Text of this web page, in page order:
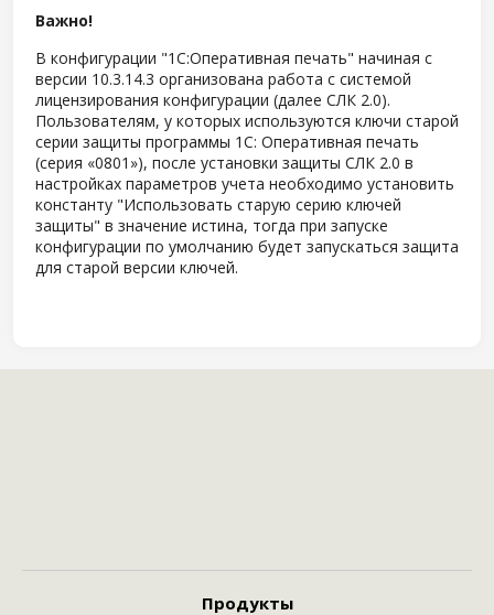
Важно!
В конфигурации "1С:Оперативная печать" начиная с
версии 10.3.14.3 организована работа с системой
лицензирования конфигурации (далее СЛК 2.0).
Пользователям, у которых используются ключи старой
серии защиты программы 1С: Оперативная печать
(серия «0801»), после установки защиты СЛК 2.0 в
настройках параметров учета необходимо установить
константу "Использовать старую серию ключей
защиты" в значение истина, тогда при запуске
конфигурации по умолчанию будет запускаться защита
для старой версии ключей.
Продукты